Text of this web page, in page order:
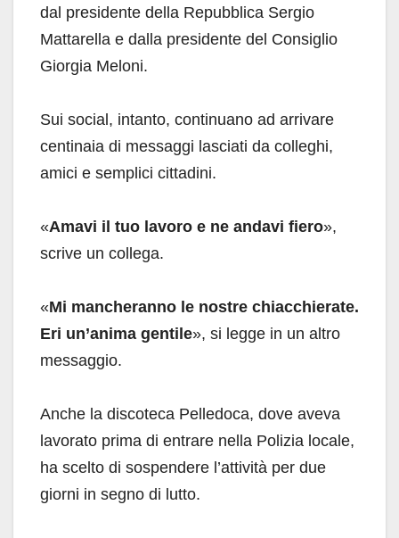
dal presidente della Repubblica Sergio
Mattarella e dalla presidente del Consiglio
Giorgia Meloni.
Sui social, intanto, continuano ad arrivare
centinaia di messaggi lasciati da colleghi,
amici e semplici cittadini.
«Amavi il tuo lavoro e ne andavi fiero»,
scrive un collega.
«Mi mancheranno le nostre chiacchierate.
Eri un’anima gentile», si legge in un altro
messaggio.
Anche la discoteca Pelledoca, dove aveva
lavorato prima di entrare nella Polizia locale,
ha scelto di sospendere l’attività per due
giorni in segno di lutto.